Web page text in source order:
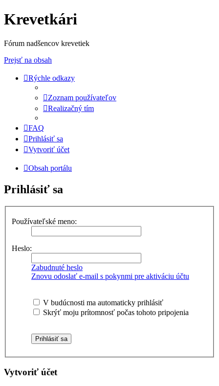
Krevetkári
Fórum nadšencov krevetiek
Prejsť na obsah
Rýchle odkazy
Zoznam používateľov
Realizačný tím
FAQ
Prihlásiť sa
Vytvoriť účet
Obsah portálu
Prihlásiť sa
Používateľské meno:
Heslo:
Zabudnuté heslo
Znovu odoslať e-mail s pokynmi pre aktiváciu účtu
V budúcnosti ma automaticky prihlásiť
Skrýť moju prítomnosť počas tohoto pripojenia
Vytvoriť účet